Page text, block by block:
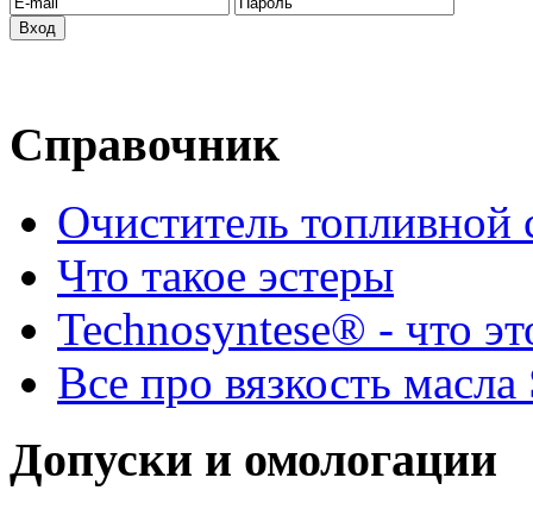
Справочник
Очиститель
Что такое эстеры
Technosyntese® - что
Все про вязкость
Допуски и омологации